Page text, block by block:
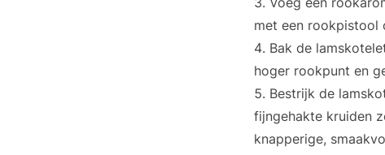
met een rookpistool
Bak de
hoger rookpunt en
Bestrijk de
fijngehakte kruiden
knapperige,